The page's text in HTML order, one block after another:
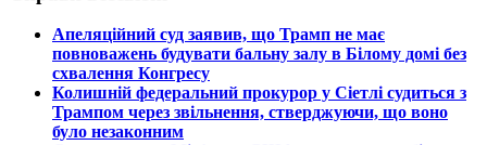
​Апеляційний суд заявив, що Трамп не має
повноважень будувати бальну залу в Білому домі без
схвалення Конгресу
​Колишній федеральний прокурор у Сіетлі судиться з
Трампом через звільнення, стверджуючи, що воно
було незаконним